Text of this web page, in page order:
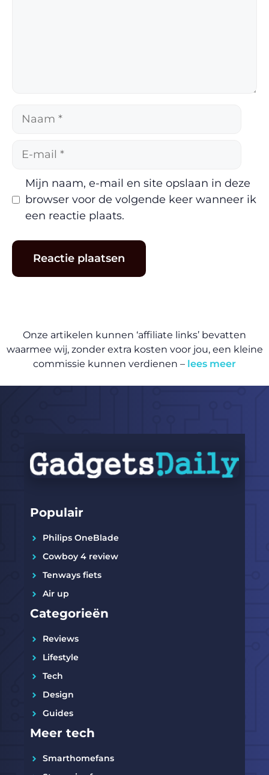
Naam
Mijn naam, e-mail en site opslaan in deze
browser voor de volgende keer wanneer ik
een reactie plaats.
Onze artikelen kunnen ‘affiliate links’ bevatten
waarmee wij, zonder extra kosten voor jou, een kleine
commissie kunnen verdienen – lees meer
Populair
Philips OneBlade
Cowboy 4 review
Tenways fiets
Air up
Categorieën
Reviews
Lifestyle
Tech
Design
Guides
Meer tech
Smarthomefans